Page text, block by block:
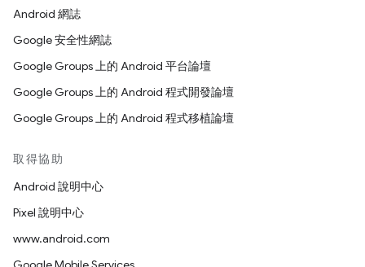
Android 網誌
Google 安全性網誌
Google Groups 上的 Android 平台論壇
Google Groups 上的 Android 程式開發論壇
Google Groups 上的 Android 程式移植論壇
取得協助
Android 說明中心
Pixel 說明中心
www.android.com